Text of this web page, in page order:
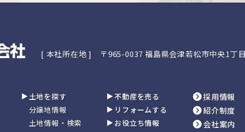
[ 本社所在地 ] 〒965-0037 福島県会津若松市中央1丁
土地を探す
分譲地情報
土地情報・検索
不動産を売る
リフォームする
お役立ち情報
採用情報
紹介制度
会社案内